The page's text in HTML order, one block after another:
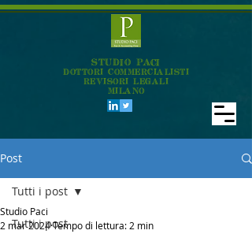
STUDIO PACI
DOTTORI COMMERCIALISTI
REVISORI LEGALI
MILANO
Post
Tutti i post
Tutti i post
Studio Paci
2 mar 2024Tempo di lettura: 2 min